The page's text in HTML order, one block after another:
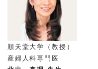
順天堂大学（教授）
産婦人科専門医